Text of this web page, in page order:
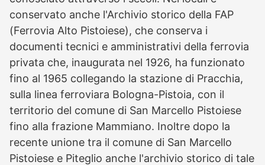
conservato anche l'Archivio storico della FAP
(Ferrovia Alto Pistoiese), che conserva i
documenti tecnici e amministrativi della ferrovia
privata che, inaugurata nel 1926, ha funzionato
fino al 1965 collegando la stazione di Pracchia,
sulla linea ferroviara Bologna-Pistoia, con il
territorio del comune di San Marcello Pistoiese
fino alla frazione Mammiano. Inoltre dopo la
recente unione tra il comune di San Marcello
Pistoiese e Piteglio anche l'archivio storico di tale